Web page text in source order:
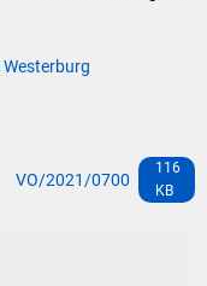
VG für private Umbauten
Jugendtaxi/Fahrservice
des Westerwaldkreises
VO/2021/0700
116
KB